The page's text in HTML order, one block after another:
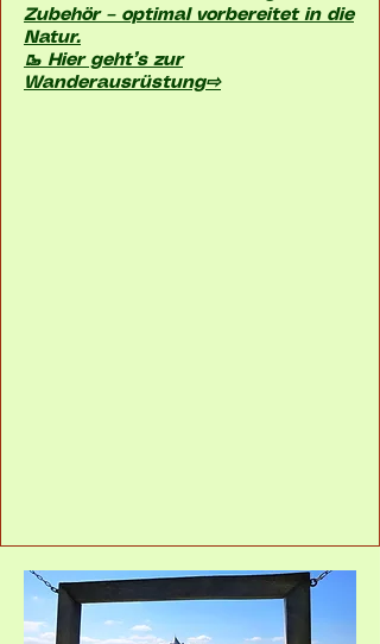
Zubehör – optimal vorbereitet in die
Natur.
🥾 Hier geht’s zur
Wanderausrüstung⇨